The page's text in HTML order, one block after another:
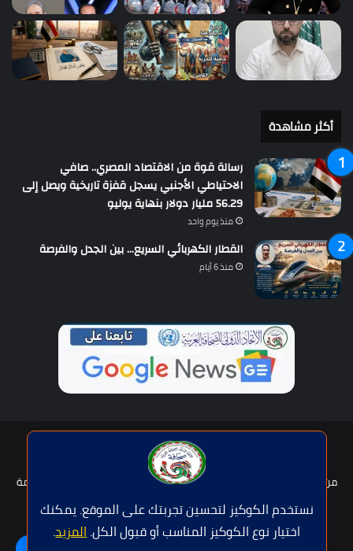
نستخدم الكوكيز لتحسين تجربتك على الموقع. يمكنك
اختيار نوع الكوكيز المناسب أو قبول الكل.المزيد.
أكثر مشاهدة
رسالة قوة من الاقتصاد المصري.. صافي
الاحتياطي الأجنبي يسجل قفزة تاريخية ويصل إلى
56.29 مليار دولار بنهاية يوليو
منذ يوم واحد
القطار الكهربائي السريع… بين الجدل والفرصة
منذ 6 أيام
حقوق النشر © | جميع الحقوق محفوظة للاتحاد الدولى للصحافة العربية
2026
من نحن؟
عضوية الإتحاد سياسة الخصوصية
شروط الخدمة
اتصل بنا
فيسبوكتويتر يوتيوبواتساب